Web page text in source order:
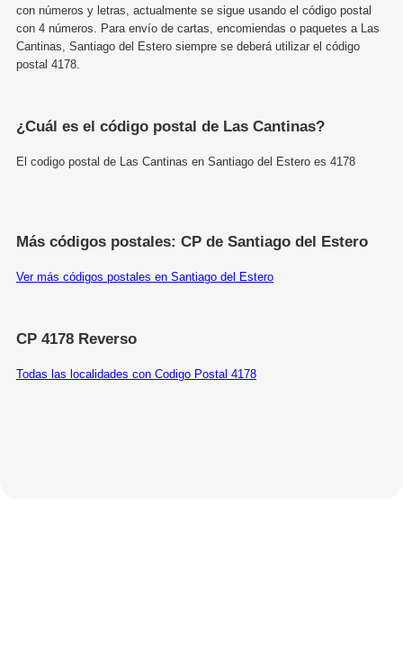
con números y letras, actualmente se sigue usando el código postal
con 4 números. Para envío de cartas, encomiendas o paquetes a Las
Cantinas, Santiago del Estero siempre se deberá utilizar el código
postal 4178.
¿Cuál es el código postal de Las Cantinas?
El codigo postal de Las Cantinas en Santiago del Estero es 4178
Más códigos postales: CP de Santiago del Estero
Ver más códigos postales en Santiago del Estero
CP 4178 Reverso
Todas las localidades con Codigo Postal 4178